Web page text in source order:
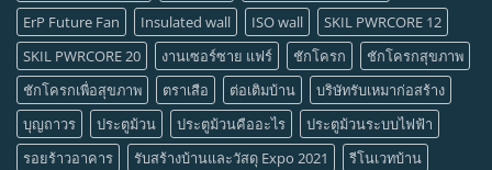
ErP Future Fan
Insulated wall ISO wall
SKIL PWRCORE 12
SKIL PWRCORE 20
งานเซอร์ซาย แฟร์ ชักโครก
ชักโครกสุขภาพ
ชักโครกเพื่อสุขภาพ
ตราเสือ ต่อเติมบ้าน
บริษัทรับเหมาก่อสร้าง
บุญถาวร
ประตูม้วน ประตูม้วนคืออะไร
ประตูม้วนระบบไฟฟ้า
รอยร้าวอาคาร
รับสร้างบ้านและวัสดุ Expo 2021
รีโนเวทบ้าน